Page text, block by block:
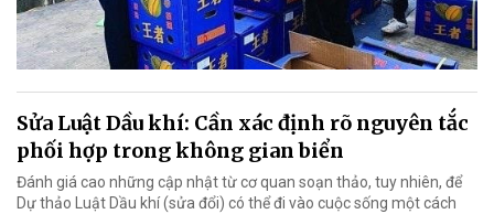
Sửa Luật Dầu khí: Cần xác định rõ nguyên tắc
phối hợp trong không gian biển
Đánh giá cao những cập nhật từ cơ quan soạn thảo, tuy nhiên, để
Dự thảo Luật Dầu khí (sửa đổi) có thể đi vào cuộc sống một cách